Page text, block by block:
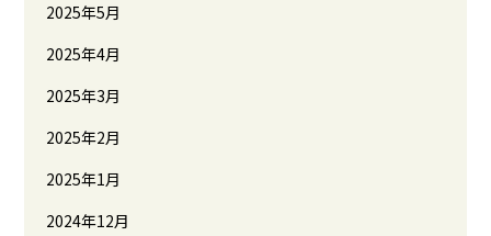
2025年5月
2025年4月
2025年3月
2025年2月
2025年1月
2024年12月